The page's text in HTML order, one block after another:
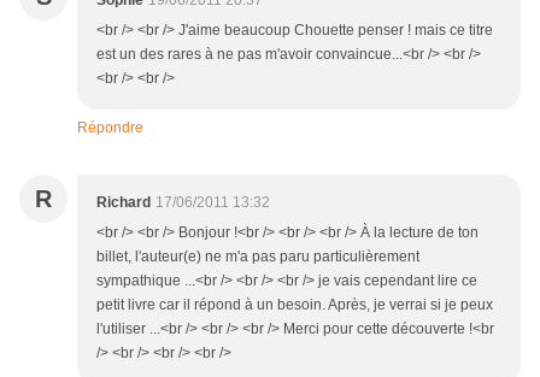
<br /> <br /> J'aime beaucoup Chouette penser ! mais ce titre
est un des rares à ne pas m'avoir convaincue...<br /> <br />
<br /> <br />
Répondre
R Richard 17/06/2011 13:32
<br /> <br /> Bonjour !<br /> <br /> <br /> À la lecture de ton
billet, l'auteur(e) ne m'a pas paru particulièrement
sympathique ...<br /> <br /> <br /> je vais cependant lire ce
petit livre car il répond à un besoin. Après, je verrai si je peux
l'utiliser ...<br /> <br /> <br /> Merci pour cette découverte !<br
/> <br /> <br /> <br />